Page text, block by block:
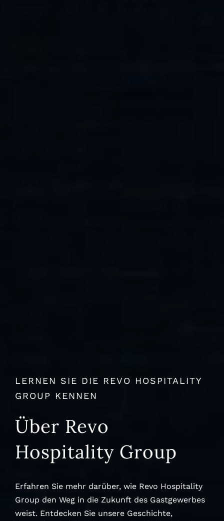
LERNEN SIE DIE REVO HOSPITALITY
GROUP KENNEN
Über Revo
Hospitality Group
Erfahren Sie mehr darüber, wie Revo Hospitality
Group den Weg in die Zukunft des Gastgewerbes
weist. Entdecken Sie unsere Geschichte,